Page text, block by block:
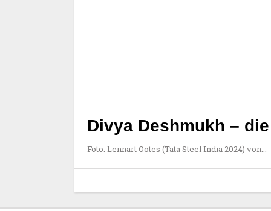
Divya Deshmukh –
Foto: Lennart Ootes (Tata Steel India 2024) von